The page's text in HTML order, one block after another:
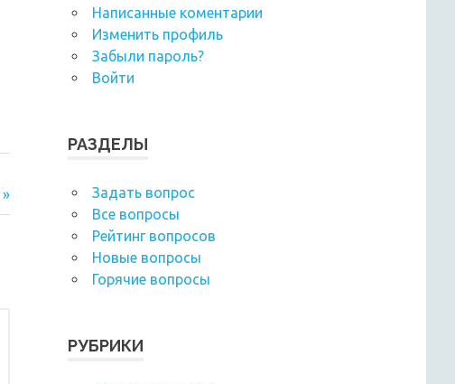
Написанные коментарии
Изменить профиль
Забыли пароль?
Войти
РАЗДЕЛЫ
Задать вопрос
Все вопросы
Рейтинг вопросов
Новые вопросы
Горячие вопросы
РУБРИКИ